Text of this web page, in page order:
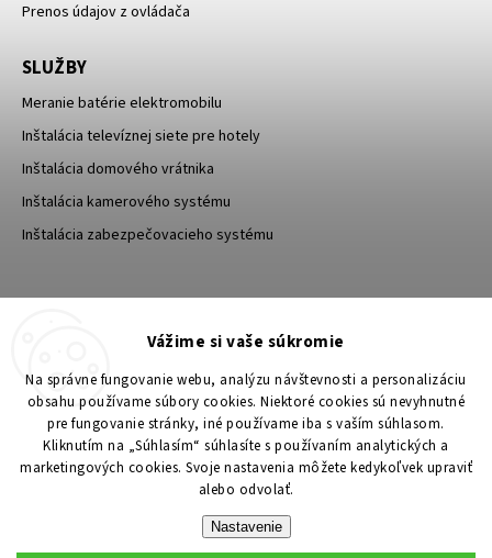
Vážime si vaše súkromie
Na správne fungovanie webu, analýzu návštevnosti a personalizáciu
obsahu používame súbory cookies. Niektoré cookies sú nevyhnutné
pre fungovanie stránky, iné používame iba s vaším súhlasom.
Kliknutím na „Súhlasím“ súhlasíte s používaním analytických a
marketingových cookies. Svoje nastavenia môžete kedykoľvek upraviť
alebo odvolať.
Nastavenie
Prenos údajov z ovládača
SLUŽBY
Meranie batérie elektromobilu
Inštalácia televíznej siete pre hotely
Inštalácia domového vrátnika
Inštalácia kamerového systému
Inštalácia zabezpečovacieho systému